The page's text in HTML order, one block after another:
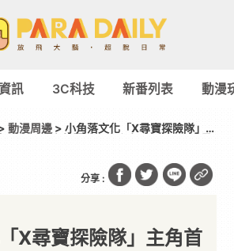
訊 3C科技 新番列表 動漫
動漫周邊> 小角落文化「X尋寶探險隊」
分享 :
X尋寶探險隊」主角首